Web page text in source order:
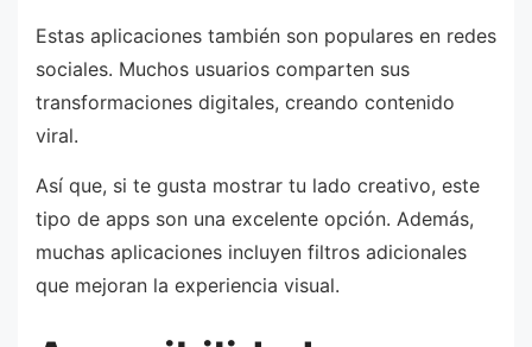
Estas aplicaciones también son populares en redes
sociales. Muchos usuarios comparten sus
transformaciones digitales, creando contenido
viral.
Así que, si te gusta mostrar tu lado creativo, este
tipo de apps son una excelente opción. Además,
muchas aplicaciones incluyen filtros adicionales
que mejoran la experiencia visual.